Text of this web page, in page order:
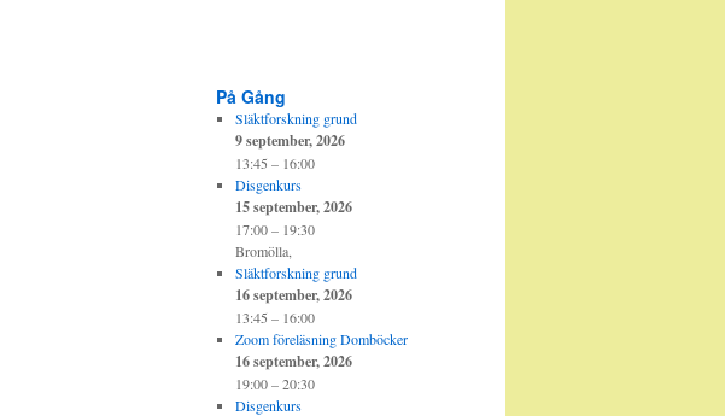
På Gång
Släktforskning grund
9 september, 2026
13:45 – 16:00
Disgenkurs
15 september, 2026
17:00 – 19:30
Bromölla,
Släktforskning grund
16 september, 2026
13:45 – 16:00
Zoom föreläsning Domböcker
16 september, 2026
19:00 – 20:30
Disgenkurs